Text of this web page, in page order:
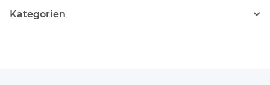
Kategorien